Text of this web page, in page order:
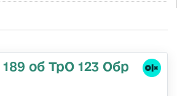
об ТрО 123 Обр